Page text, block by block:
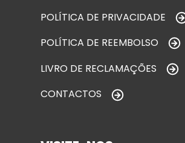
POLÍTICA DE PRIVACIDADE
POLÍTICA DE REEMBOLSO
LIVRO DE RECLAMAÇÕES
CONTACTOS